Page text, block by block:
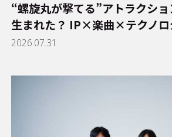
“螺旋丸が撃てる”アトラクシ
生まれた？ IP×楽曲×テクノ
2026.07.31